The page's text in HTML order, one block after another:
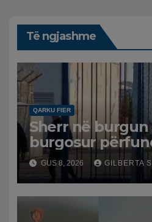
Të ngjashme
QARKU FIER
Sherr në burgun
burgosur
spital
GUS 8, 2026 GILBERTA